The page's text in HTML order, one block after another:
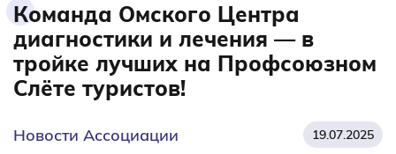
Команда Омского Центра
диагностики и лечения — в
тройке лучших на Профсоюзном
Слёте туристов!
Новости Ассоциации 19.07.2025